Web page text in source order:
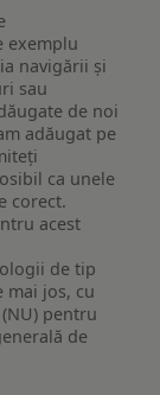
exemplu
navigării și
sau
de noi
adăugat pe
ca unele
corect.
acest
de tip
mai jos, cu
pentru
de